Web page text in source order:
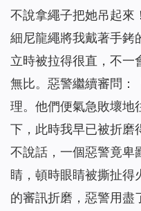
不說拿繩子把她吊起來
細尼龍繩將我戴著手銬
立時被拉得很直，不一
無比。惡警繼續審問：
理。他們便氣急敗壞地
下，此時我早已被折磨
不說話，一個惡警竟卑
睛，頓時眼睛被撕扯
的審訊折磨，惡警用盡